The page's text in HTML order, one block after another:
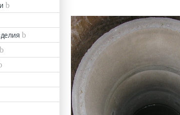
Оставьте